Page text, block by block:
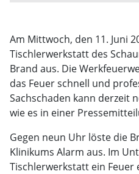
Am Mittwoch, den 11. Juni
Tischlerwerkstatt des
Brand aus. Die
das Feuer schnell und
Sachschaden kann derzeit
wie es in einer
Gegen neun Uhr löste die
Klinikums Alarm aus. Im
Tischlerwerkstatt ein Feuer